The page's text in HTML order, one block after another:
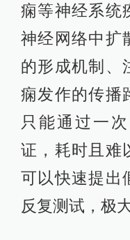
痫等神经系统
神经网络中扩
的形成机制、
痫发作的传播
只能通过一
证，耗时且难
可以快速提出
反复测试，极